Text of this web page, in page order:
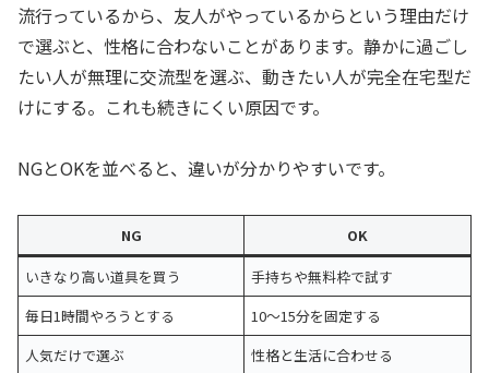
流行っているから、友人がやっているからという理由だけ
で選ぶと、性格に合わないことがあります。静かに過ごし
たい人が無理に交流型を選ぶ、動きたい人が完全在宅型だ
けにする。これも続きにくい原因です。
NGとOKを並べると、違いが分かりやすいです。
NG
OK
いきなり高い道具を買う
手持ちや無料枠で試す
毎日1時間やろうとする
10〜15分を固定する
人気だけで選ぶ
性格と生活に合わせる